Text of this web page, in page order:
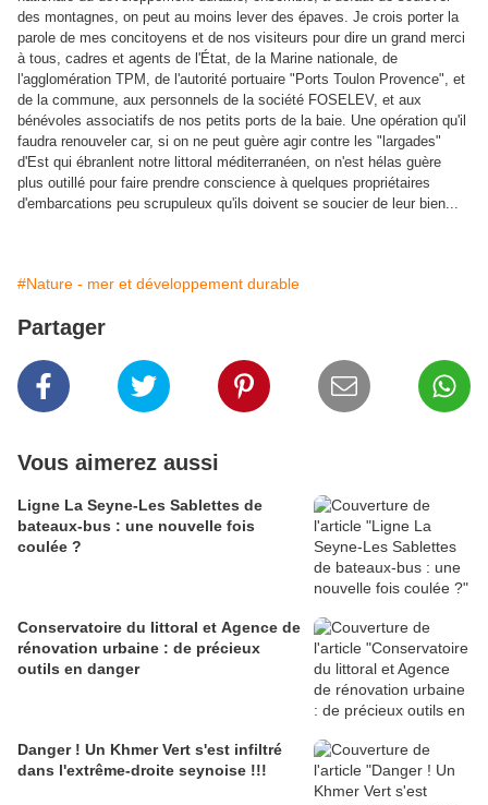
des montagnes, on peut au moins lever des épaves. Je crois porter la
parole de mes concitoyens et de nos visiteurs pour dire un grand merci
à tous, cadres et agents de l'État, de la Marine nationale, de
l'agglomération TPM, de l'autorité portuaire "Ports Toulon Provence", et
de la commune, aux personnels de la société FOSELEV, et aux
bénévoles associatifs de nos petits ports de la baie. Une opération qu'il
faudra renouveler car, si on ne peut guère agir contre les "largades"
d'Est qui ébranlent notre littoral méditerranéen, on n'est hélas guère
plus outillé pour faire prendre conscience à quelques propriétaires
d'embarcations peu scrupuleux qu'ils doivent se soucier de leur bien...
#Nature - mer et développement durable
Partager
Vous aimerez aussi
Ligne La Seyne-Les Sablettes de
bateaux-bus : une nouvelle fois
coulée ?
Conservatoire du littoral et Agence de
rénovation urbaine : de précieux
outils en danger
Danger ! Un Khmer Vert s'est infiltré
dans l'extrême-droite seynoise !!!